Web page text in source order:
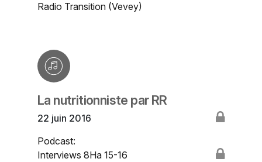
Radio Transition (Vevey)
La nutritionniste par RR
22 juin 2016
Podcast:
Interviews 8Ha 15-16